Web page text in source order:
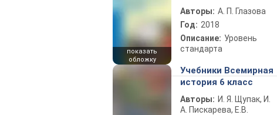
показать
обложку
Авторы: А. П. Глазова
Год: 2018
Описание: Уровень
стандарта
Учебники Всемирная
история 6 класс
Авторы: И. Я. Щупак, И.
А. Пискарева, Е.В.